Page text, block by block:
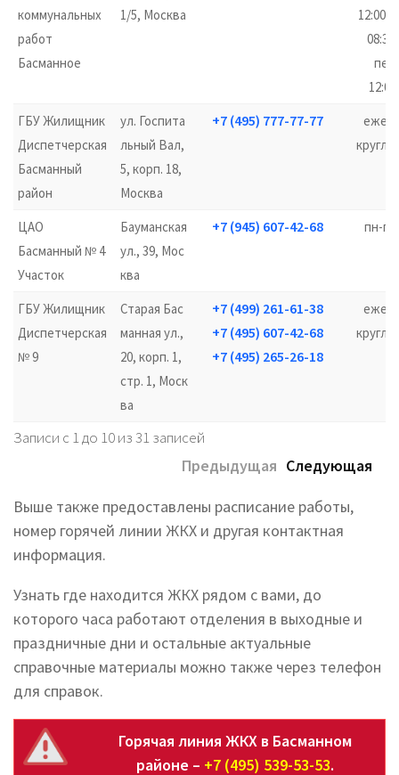
коммунальных
работ
Басманное
1/5, Москва
ГБУ Жилищник
Диспетчерская
Басманный
район
ул. Госпита
льный Вал,
5, корп. 18,
Москва
+7 (495) 777-77-77
ЦАО
Басманный № 4
Участок
Бауманская
ул., 39, Мос
ква
+7 (945) 607-42-68
пн-пт
ГБУ Жилищник
Диспетчерская
№ 9
Старая Бас
манная ул.,
20, корп. 1,
стр. 1, Моск
ва
+7 (499) 261-61-38
+7 (495) 607-42-68
+7 (495) 265-26-18
Записи с 1 до 10 из 31 записей
Предыдущая Следующая
Выше также предоставлены расписание работы,
номер горячей линии ЖКХ и другая контактная
информация.
Узнать где находится ЖКХ рядом с вами, до
которого часа работают отделения в выходные и
праздничные дни и остальные актуальные
справочные материалы можно также через телефон
для справок.
Горячая линия ЖКХ в Басманном
районе – +7 (495) 539-53-53.